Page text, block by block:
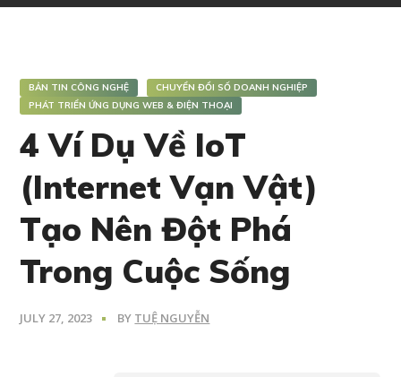
BẢN TIN CÔNG NGHỆ
CHUYỂN ĐỔI SỐ DOANH NGHIỆP
PHÁT TRIỂN ỨNG DỤNG WEB & ĐIỆN THOẠI
4 Ví Dụ Về IoT
(Internet Vạn Vật)
Tạo Nên Đột Phá
Trong Cuộc Sống
JULY 27, 2023 BY TUỆ NGUYỄN